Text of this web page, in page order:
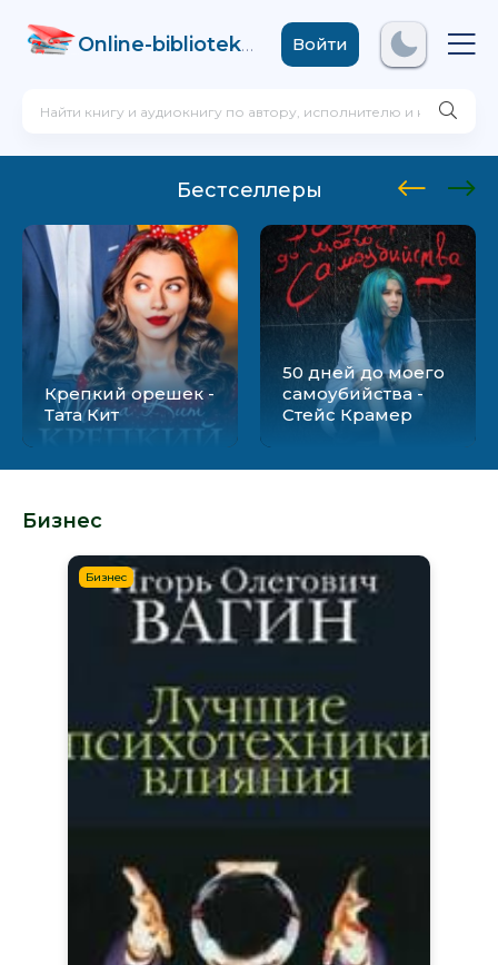
Online-biblioteka .comВойти
Бестселлеры
Крепкий орешек -
Тата Кит
50 дней до моего
самоубийства -
Стейс Крамер
Бизнес
Бизнес